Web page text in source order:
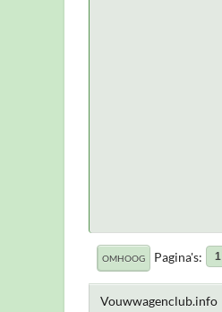
OMHOOG Pagina's 1
Vouwwagenclub.info